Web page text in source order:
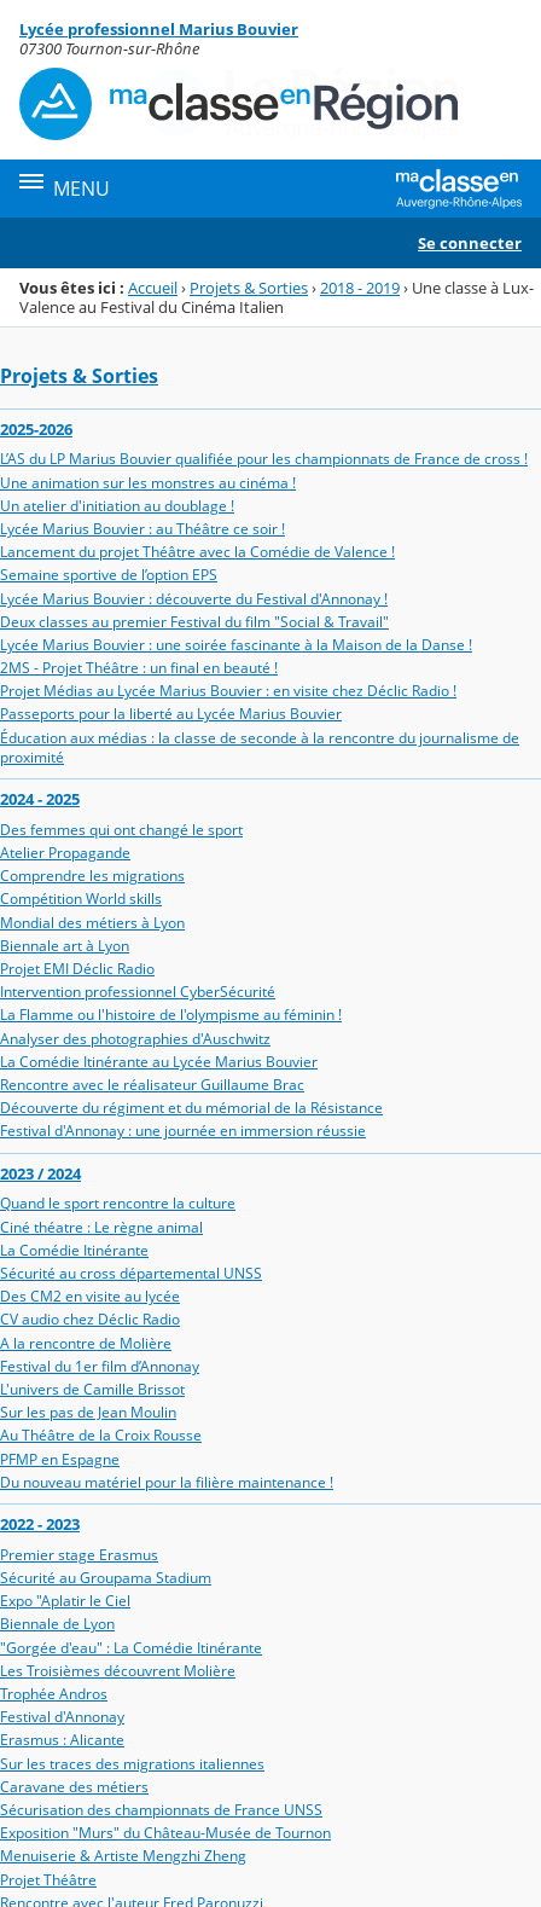
Menu de la rubrique
Contenu
Lycée professionnel Marius Bouvier
07300 Tournon-sur-Rhône
MENU
Se connecter
Vous êtes ici : Accueil› Projets & Sorties› 2018 - 2019› Une classe à Lux-
Valence au Festival du Cinéma Italien
Projets & Sorties
2025-2026
L’AS du LP Marius Bouvier qualifiée pour les championnats de France de cross !
Une animation sur les monstres au cinéma !
Un atelier d'initiation au doublage !
Lycée Marius Bouvier : au Théâtre ce soir !
Lancement du projet Théâtre avec la Comédie de Valence !
Semaine sportive de l’option EPS
Lycée Marius Bouvier : découverte du Festival d'Annonay !
Deux classes au premier Festival du film "Social & Travail"
Lycée Marius Bouvier : une soirée fascinante à la Maison de la Danse !
2MS - Projet Théâtre : un final en beauté !
Projet Médias au Lycée Marius Bouvier : en visite chez Déclic Radio !
Passeports pour la liberté au Lycée Marius Bouvier
Éducation aux médias : la classe de seconde à la rencontre du journalisme de
proximité
2024 - 2025
Des femmes qui ont changé le sport
Atelier Propagande
Comprendre les migrations
Compétition World skills
Mondial des métiers à Lyon
Biennale art à Lyon
Projet EMI Déclic Radio
Intervention professionnel CyberSécurité
La Flamme ou l'histoire de l'olympisme au féminin !
Analyser des photographies d'Auschwitz
La Comédie Itinérante au Lycée Marius Bouvier
Rencontre avec le réalisateur Guillaume Brac
Découverte du régiment et du mémorial de la Résistance
Festival d'Annonay : une journée en immersion réussie
2023 / 2024
Quand le sport rencontre la culture
Ciné théatre : Le règne animal
La Comédie Itinérante
Sécurité au cross départemental UNSS
Des CM2 en visite au lycée
CV audio chez Déclic Radio
A la rencontre de Molière
Festival du 1er film d’Annonay
L'univers de Camille Brissot
Sur les pas de Jean Moulin
Au Théâtre de la Croix Rousse
PFMP en Espagne
Du nouveau matériel pour la filière maintenance !
2022 - 2023
Premier stage Erasmus
Sécurité au Groupama Stadium
Expo "Aplatir le Ciel
Biennale de Lyon
"Gorgée d'eau" : La Comédie Itinérante
Les Troisièmes découvrent Molière
Trophée Andros
Festival d'Annonay
Erasmus : Alicante
Sur les traces des migrations italiennes
Caravane des métiers
Sécurisation des championnats de France UNSS
Exposition "Murs" du Château-Musée de Tournon
Menuiserie & Artiste Mengzhi Zheng
Projet Théâtre
Rencontre avec l'auteur Fred Paronuzzi